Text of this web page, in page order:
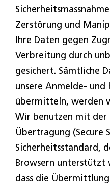
Zerstörung und
Ihre Daten gegen
Verbreitung durch
gesichert. Sämtliche
unsere Anmelde-
übermitteln, werden
Wir benutzen mit der
Übertragung (Secure
Sicherheitsstandard,
Browsern unterstützt
dass die